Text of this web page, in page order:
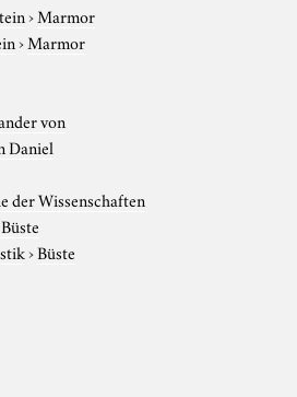
›Marmor
›Marmor
von
Daniel
der Wissenschaften
Büste
›Büste